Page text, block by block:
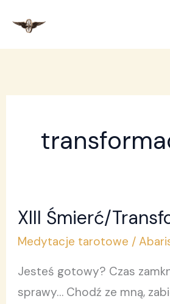
treści
XIII Śmierć/
Medytacje tarotowe /
Jesteś gotowy? Czas
sprawy… Chodź ze mną,
XIII
Śmierć/Transformacja